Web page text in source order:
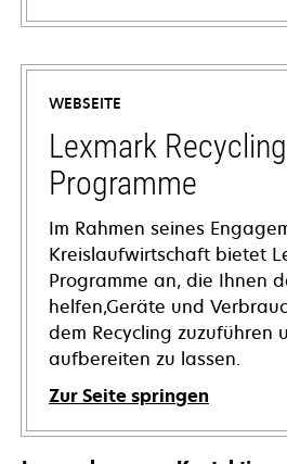
wird
in
neuen
Registerkarte
geöffnet
WEBSEITE
Lexmark
Programme
Im Rahmen seines
Kreislaufwirtschaft bietet
Programme an, die Ihnen
helfen,Geräte und
dem Recycling zuzuführen
aufbereiten zu lassen.
Zur Seite springen